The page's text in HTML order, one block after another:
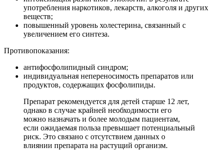
употребления наркотиков, лекарств, алкоголя и других
веществ;
повышенный уровень холестерина, связанный с
увеличением его синтеза.
Противопоказания:
антифосфолипидный синдром;
индивидуальная непереносимость препаратов или
продуктов, содержащих фосфолипиды.
Препарат рекомендуется для детей старше 12 лет,
однако в случае крайней необходимости его
можно назначать и более молодым пациентам,
если ожидаемая польза превышает потенциальный
риск. Это связано с отсутствием данных о
влиянии препарата на растущий организм.